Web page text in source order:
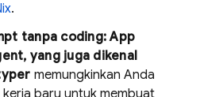
.
tanpa coding:App
, yang juga dikenal
memungkinkan Anda
baru untuk membuat